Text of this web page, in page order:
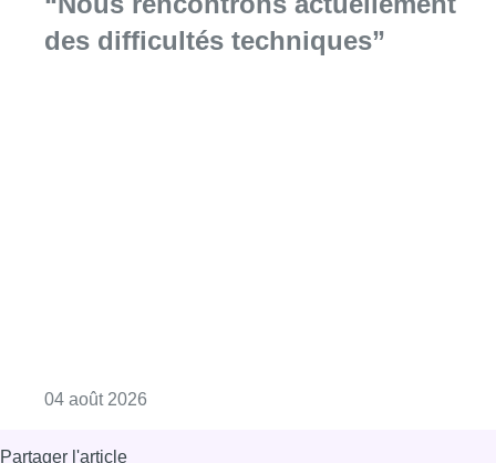
des difficultés techniques”
04 août 2026
Partager l'article